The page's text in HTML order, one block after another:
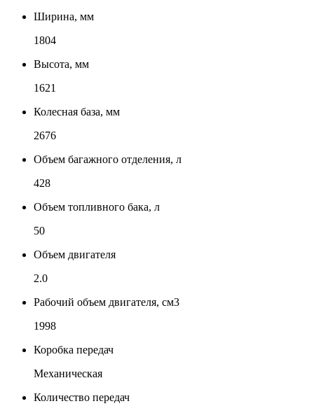
Ширина, мм
1804
Высота, мм
1621
Колесная база, мм
2676
Объем багажного отделения, л
428
Объем топливного бака, л
50
Объем двигателя
2.0
Рабочий объем двигателя, см3
1998
Коробка передач
Механическая
Количество передач